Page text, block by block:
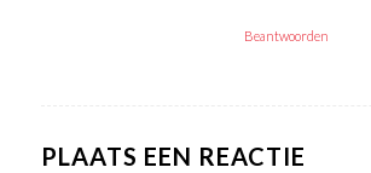
Beantwoorden
PLAATS EEN REACTIE